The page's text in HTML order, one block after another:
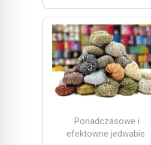
Ponadczasowe i
efektowne jedwabie